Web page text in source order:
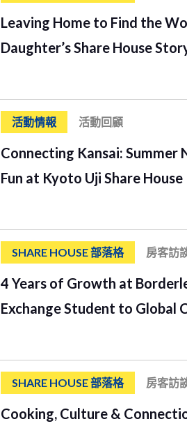
Leaving Home to Find the
Daughter’s Share House
活動情報 活動回顧
Connecting Kansai: Summer
Fun at Kyoto Uji Share House
SHARE HOUSE 部落格 房客訪
4 Years of Growth at
Exchange Student to Global
SHARE HOUSE 部落格 房客訪
Cooking, Culture &